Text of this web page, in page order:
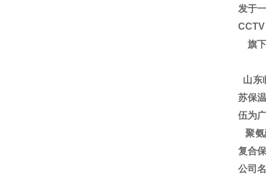
发于
旗下
山东
苏保
伍为
聚氨
复合
公司